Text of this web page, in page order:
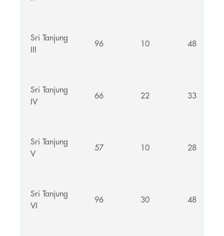
Sri Tanjung
96 10 48
Sri Tanjung
IV
66 22 33
Sri Tanjung
V
57 10 28
Sri Tanjung
VI
96 30 48